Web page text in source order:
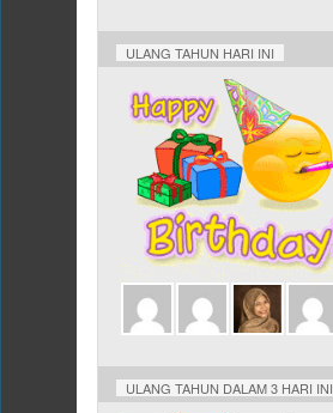
ULANG TAHUN HARI INI
ULANG TAHUN DALAM 3 HARI INI